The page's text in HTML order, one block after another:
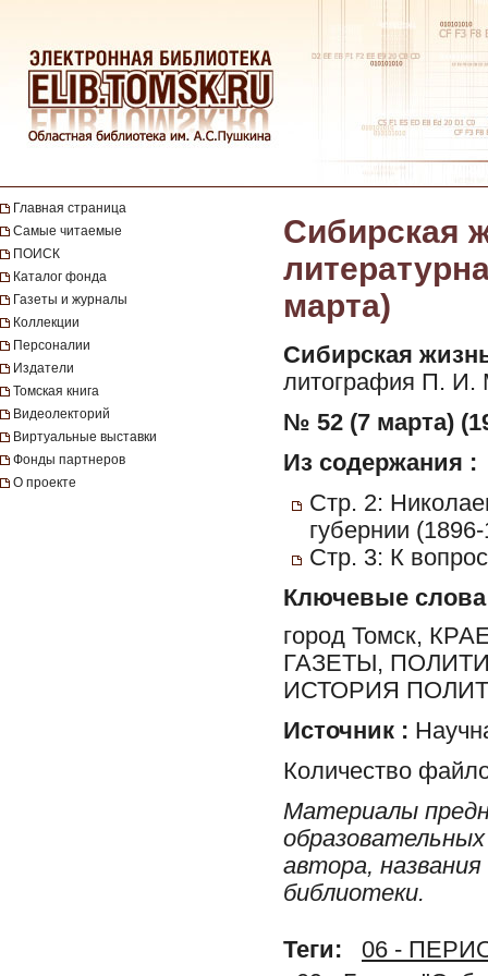
Главная страница
Самые читаемые
ПОИСК
Каталог фонда
Газеты и журналы
Коллекции
Персоналии
Издатели
Томская книга
Видеолекторий
Виртуальные выставки
Фонды партнеров
О проекте
Сибирская
марта)
Сибирская
литография П. И.
№ 52 (7 марта)
Из содержания :
Стр. 2:
губернии
Стр. 3: К
Ключевые слова
город Томск,
ГАЗЕТЫ,
ИСТОРИЯ
Источник :
Количество
Материалы
автора,
библиотеки.
Теги:
06 -